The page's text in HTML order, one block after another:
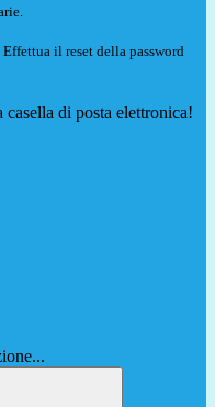
il reset della password
di posta elettronica!